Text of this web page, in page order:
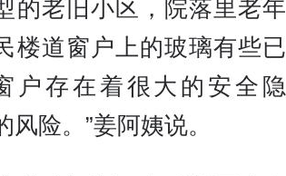
的老旧小区，院落里老年
楼道窗户上的玻璃有些已
户存在着很大的安全隐
险。”姜阿姨说。